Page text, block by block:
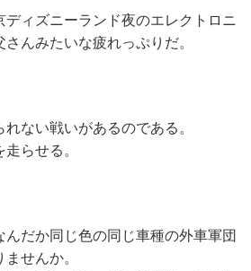
ディズニーランド夜のエレクトロニ
んみたいな疲れっぷりだ。
ない戦いがあるのである。
らせる。
んだか同じ色の同じ車種の外車軍団
せんか。